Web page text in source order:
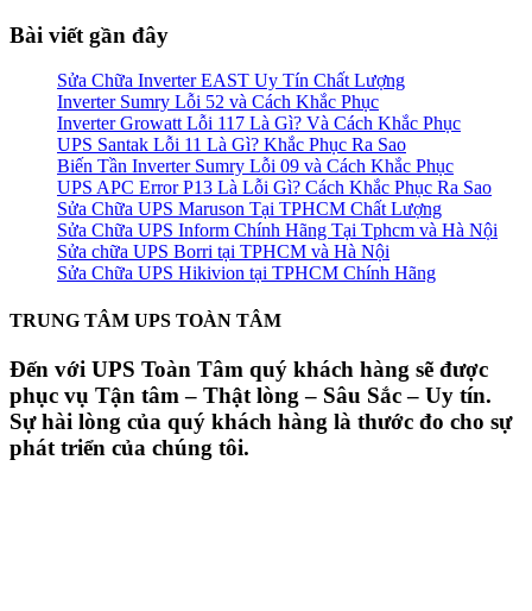
Bài viết gần đây
Sửa Chữa Inverter EAST Uy Tín Chất Lượng
Inverter Sumry Lỗi 52 và Cách Khắc Phục
Inverter Growatt Lỗi 117 Là Gì? Và Cách Khắc Phục
UPS Santak Lỗi 11 Là Gì? Khắc Phục Ra Sao
Biến Tần Inverter Sumry Lỗi 09 và Cách Khắc Phục
UPS APC Error P13 Là Lỗi Gì? Cách Khắc Phục Ra Sao
Sửa Chữa UPS Maruson Tại TPHCM Chất Lượng
Sửa Chữa UPS Inform Chính Hãng Tại Tphcm và Hà Nội
Sửa chữa UPS Borri tại TPHCM và Hà Nội
Sửa Chữa UPS Hikivion tại TPHCM Chính Hãng
TRUNG TÂM UPS TOÀN TÂM
Đến với UPS Toàn Tâm quý khách hàng sẽ được
phục vụ Tận tâm – Thật lòng – Sâu Sắc – Uy tín.
Sự hài lòng của quý khách hàng là thước đo cho sự
phát triển của chúng tôi.